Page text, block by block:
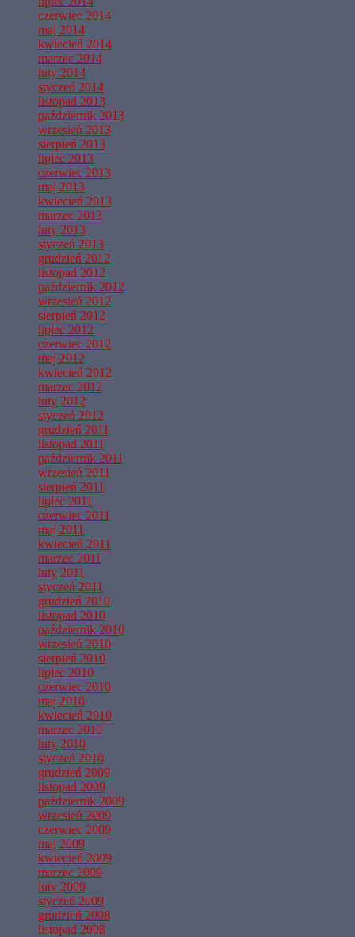
czerwiec 2014
maj 2014
kwiecień 2014
marzec 2014
luty 2014
styczeń 2014
listopad 2013
październik 2013
wrzesień 2013
sierpień 2013
lipiec 2013
czerwiec 2013
maj 2013
kwiecień 2013
marzec 2013
luty 2013
styczeń 2013
grudzień 2012
listopad 2012
październik 2012
wrzesień 2012
sierpień 2012
lipiec 2012
czerwiec 2012
maj 2012
kwiecień 2012
marzec 2012
luty 2012
styczeń 2012
grudzień 2011
listopad 2011
październik 2011
wrzesień 2011
sierpień 2011
lipiec 2011
czerwiec 2011
maj 2011
kwiecień 2011
marzec 2011
luty 2011
styczeń 2011
grudzień 2010
listopad 2010
październik 2010
wrzesień 2010
sierpień 2010
lipiec 2010
czerwiec 2010
maj 2010
kwiecień 2010
marzec 2010
luty 2010
styczeń 2010
grudzień 2009
listopad 2009
październik 2009
wrzesień 2009
czerwiec 2009
maj 2009
kwiecień 2009
marzec 2009
luty 2009
styczeń 2009
grudzień 2008
listopad 2008